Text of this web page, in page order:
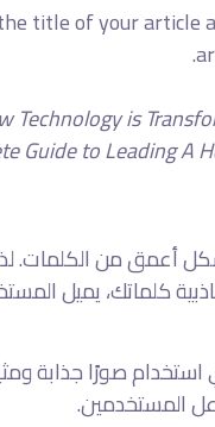
title of your article
Technology is
Guide to Leading A
أعمق من الكلمات.
كلماتك، يميل
صورًا جذابة
المستخدمين.